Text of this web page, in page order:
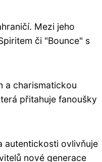
Mezi jeho
či "Bounce" s
a charismatickou
přitahuje fanoušky
autentickosti ovlivňuje
nové generace